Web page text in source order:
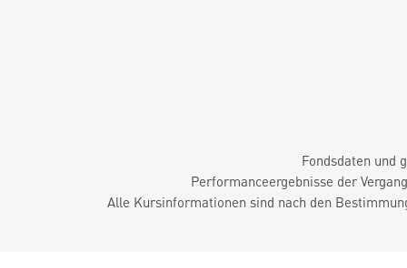
Fondsdaten und
Performanceergebnisse der
Alle Kursinformationen sind nach den